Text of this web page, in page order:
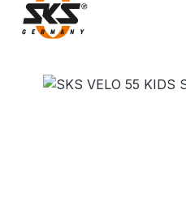
Bildergalerie überspringen